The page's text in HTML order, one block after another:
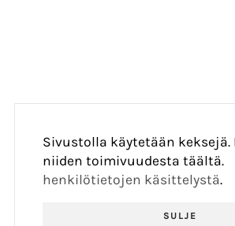
Sivustolla käytetään keksejä.
niiden toimivuudesta täältä.
henkilötietojen käsittelystä.
SULJE